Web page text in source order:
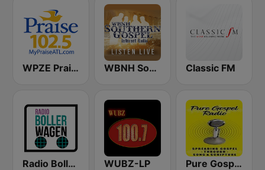
WPZE Praise 102.5 FM (US Only) WBNH Southern Gospel Classic FM
Radio Bollerwagen WUBZ-LP Pure Gospel Radio